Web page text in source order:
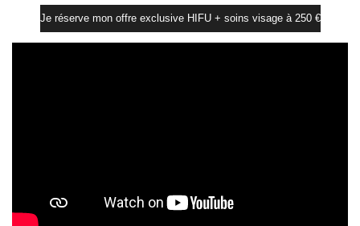
Je réserve mon offre exclusive HIFU + soins visage à 250 €